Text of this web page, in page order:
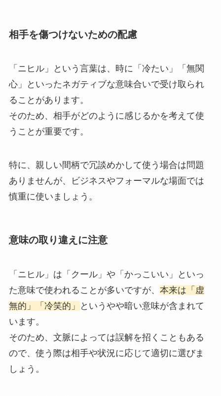
相手を傷つけないための配慮
「ニヒル」という言葉は、時に「冷たい」「無関
心」といったネガティブな意味合いで受け取られ
ることがあります。
そのため、相手がどのように感じるかを考えて使
うことが重要です。
特に、親しい間柄で冗談めかして使う場合は問題
ありませんが、ビジネスやフォーマルな場面では
慎重に使いましょう。
意味の取り違えに注意
「ニヒル」は「クール」や「かっこいい」といっ
た意味で使われることが多いですが、 本来は「虚
無的」「冷笑的」
というやや暗い意味が含まれて
います。
そのため、文脈によっては誤解を招くこともある
ので、使う際は相手や状況に応じて適切に選びま
しょう。